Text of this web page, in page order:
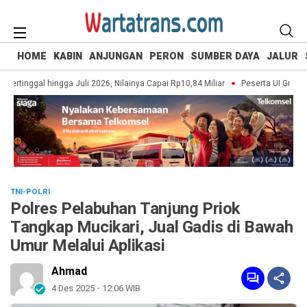
HOME KABIN ANJUNGAN PERON SUMBER DAYA JALUR
hingga Juli 2026, Nilainya Capai Rp10,84 Miliar Peserta UI Green
TNI-POLRI
Polres Pelabuhan Tanjung Priok
Tangkap Mucikari, Jual Gadis di Bawah
Umur Melalui Aplikasi
Ahmad
4 Des 2025 - 12:06 WIB